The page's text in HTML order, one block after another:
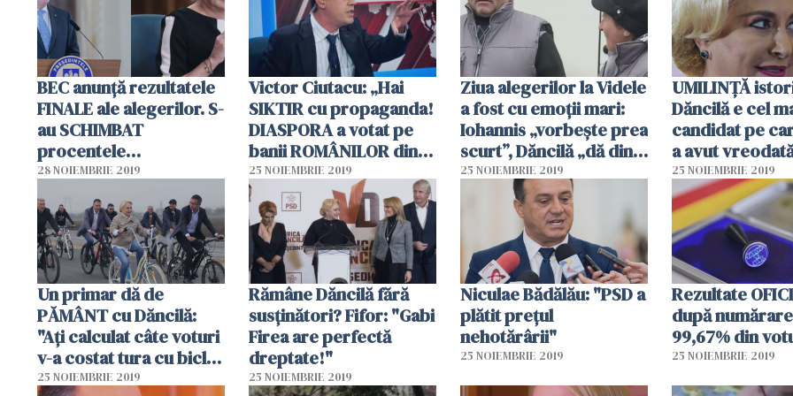
BEC anunță rezultatele
FINALE ale alegerilor. S-
au SCHIMBAT
procentele
candidaților
28 NOIEMBRIE 2019
Victor Ciutacu: „Hai
SIKTIR cu propaganda!
DIASPORA a votat pe
banii ROMÂNILOR din
țară”
25 NOIEMBRIE 2019
Ziua alegerilor la Videle
a fost cu emoţii mari:
Iohannis „vorbește prea
scurt”, Dăncilă „dă din
suflet răspunsul”
25 NOIEMBRIE 2019
UMILINȚĂ
Dăncilă e cel
candidat pe
a avut
prezidențiale.
momentului
25 NOIEMBRIE 2019
Un primar dă de
PĂMÂNT cu Dăncilă:
"Ați calculat câte voturi
v-a costat tura cu bicla?
Unge lanţul!"
25 NOIEMBRIE 2019
Rămâne Dăncilă fără
susţinători? Fifor: "Gabi
Firea are perfectă
dreptate!"
25 NOIEMBRIE 2019
Niculae Bădălău: "PSD a
plătit prețul
nehotărârii"
25 NOIEMBRIE 2019
Rezultate
după
99,67% din
25 NOIEMBRIE 2019